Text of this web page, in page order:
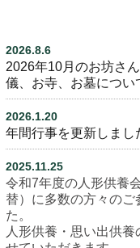
2026.8.6
2026年10月のお坊さ
儀、お寺、お墓につい
2026.1.20
年間行事を更新しまし
2025.11.25
令和7年度の人形供養
替）に多数の方々のご
た。
人形供養・思い出供